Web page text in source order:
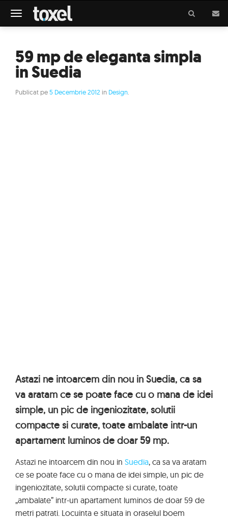
Meniu
59 mp de eleganta simpla
in Suedia
Publicat pe5 Decembrie 2012 in Design
Astazi ne intoarcem din nou in Suedia, ca sa
va aratam ce se poate face cu o mana de idei
simple, un pic de ingeniozitate, solutii
compacte si curate, toate ambalate intr-un
apartament luminos de doar 59 mp.
Astazi ne intoarcem din nou in Suedia, ca sa va aratam
ce se poate face cu o mana de idei simple, un pic de
ingeniozitate, solutii compacte si curate, toate
„ambalate” intr-un apartament luminos de doar 59 de
metri patrati. Locuinta e situata in oraselul boem